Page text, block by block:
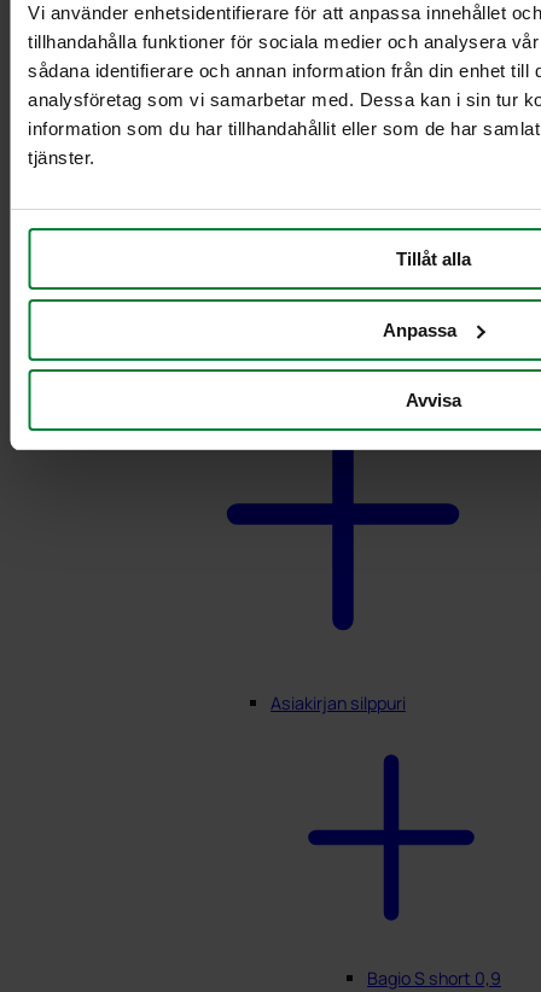
Vi använder enhetsidentifierare för att anpassa innehållet
tillhandahålla funktioner för sociala medier och analysera
sådana identifierare och annan information från din enhet
analysföretag som vi samarbetar med. Dessa kan i sin tur
information som du har tillhandahållit eller som de har
tjänster.
Tillåt alla
Anpassa
Avvisa
Levy Bio-kasetin
mini-telineeseen
Säkinpidike Midi
Dynamic FZB
Säkinpidike Midi
Dynamic FZB
Säkinpidike Mini
FZB
Lisävarusteet jätekäsittely sisätiloissa
Asiakirjan silppuri
Bagio S short 0,9